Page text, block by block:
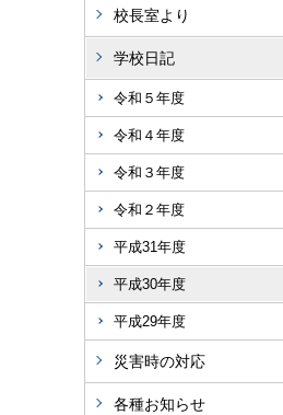
校長室より
学校日記
令和５年度
令和４年度
令和３年度
令和２年度
平成31年度
平成30年度
平成29年度
災害時の対応
各種お知らせ